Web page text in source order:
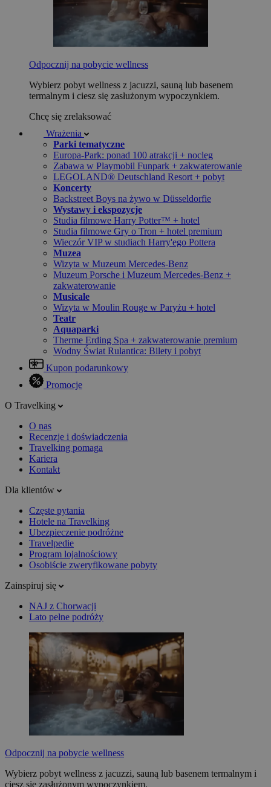
Odpocznij na pobycie wellness
Wybierz pobyt wellness z jacuzzi, sauną lub basenem
termalnym i ciesz się zasłużonym wypoczynkiem.
Chcę się zrelaksować
Wrażenia
Parki tematyczne
Europa-Park: ponad 100 atrakcji + nocleg
Zabawa w Playmobil Funpark + zakwaterowanie
LEGOLAND® Deutschland Resort + pobyt
Koncerty
Backstreet Boys na żywo w Düsseldorfie
Wystawy i ekspozycje
Studia filmowe Harry Potter™ + hotel
Studia filmowe Gry o Tron + hotel premium
Wieczór VIP w studiach Harry'ego Pottera
Muzea
Wizyta w Muzeum Mercedes-Benz
Muzeum Porsche i Muzeum Mercedes-Benz +
zakwaterowanie
Musicale
Wizyta w Moulin Rouge w Paryżu + hotel
Teatr
Aquaparki
Therme Erding Spa + zakwaterowanie premium
Wodny Świat Rulantica: Bilety i pobyt
Kupon podarunkowy
Promocje
O Travelking
O nas
Recenzje i doświadczenia
Travelking pomaga
Kariera
Kontakt
Dla klientów
Częste pytania
Hotele na Travelking
Ubezpieczenie podróżne
Travelpedie
Program lojalnościowy
Osobiście zweryfikowane pobyty
Zainspiruj się
NAJ z Chorwacji
Lato pełne podróży
Odpocznij na pobycie wellness
Wybierz pobyt wellness z jacuzzi, sauną lub basenem termalnym i
ciesz się zasłużonym wypoczynkiem.